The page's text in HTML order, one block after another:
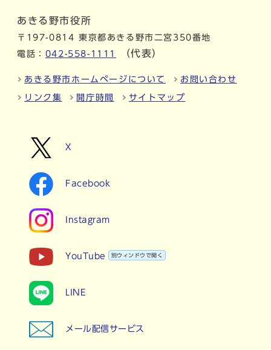
あきる野市役所
〒197-0814 東京都あきる野市二宮350番地
電話： 042-558-1111 （代表）
あきる野市ホームページについて お問い合わせ
リンク集 開庁時間 サイトマップ
X
Facebook
Instagram
YouTube 別ウィンドウで開く
LINE
メール配信サービス